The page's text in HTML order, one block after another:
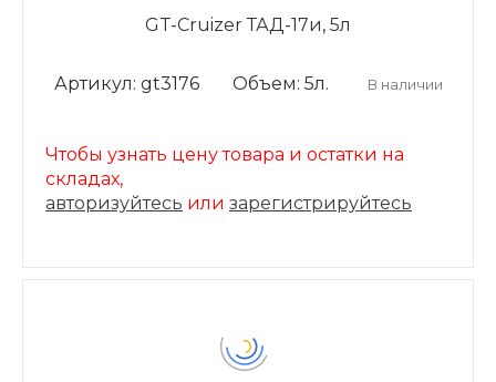
GT-Cruizer ТАД-17и, 5л
Артикул: gt3176 Объем: 5л. В наличии
Чтобы узнать цену товара и остатки на
складах,
авторизуйтесь или зарегистрируйтесь